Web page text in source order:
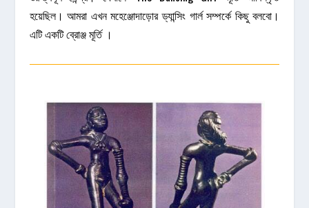
হয়েছিল। আমরা এখন মহেঞ্জোদাড়োর ড্যান্সিং গার্ল সম্পর্কে কিছু বলবো।
এটি একটি ব্রোঞ্জ মূর্তি ।